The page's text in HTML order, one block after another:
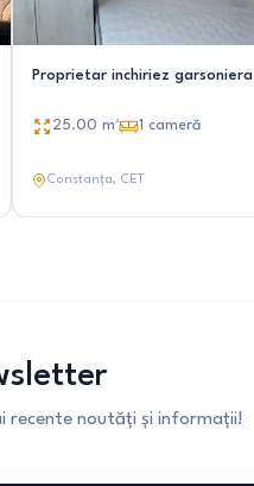
Proprietar inchiriez garsoniera
25.00 m² 1 cameră
Constanța, CET
recente noutăți și informații!